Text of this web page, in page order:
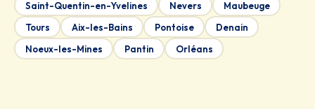
Saint-Quentin-en-Yvelines Nevers
Maubeuge
Tours
Aix-les-Bains Pontoise
Denain
Noeux-les-Mines
Pantin Orléans